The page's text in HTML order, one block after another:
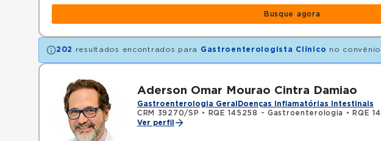
Busque agora
202 resultados encontrados para Gastroenterologista Clínico no convênio
Aderson Omar Mourao Cintra Damiao
Gastroenterologia Geral Doenças Inflamatórias Intestinais
CRM 39270/SP • RQE 145258 - Gastroenterologia •
RQE 145259 - Clínica médica
Ver perfil